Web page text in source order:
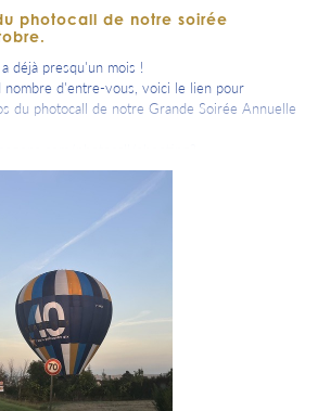
photocall de notre soirée
déjà presqu'un mois !
nombre d'entre-vous, voici le lien pour
du photocall de notre Grande Soirée Annuelle